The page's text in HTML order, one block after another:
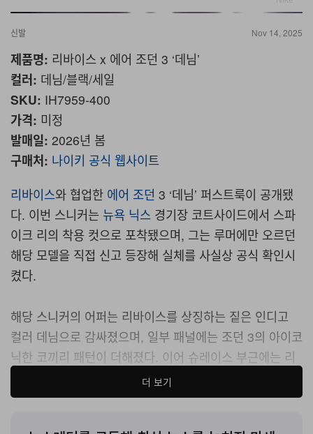
신발 Nov 14, 2025
제품명: 리바이스 x 에어 조던 3 ‘데님’
컬러: 데님/블랙/세일
SKU: IH7959-400
가격: 미정
발매일: 2026년 봄
구매처: 나이키 공식 웹사이트
리바이스와 협업한 에어 조던 3 ‘데님’ 퍼스트룩이 공개됐
다. 이번 스니커는 뉴욕 닉스 경기장 코트사이드에서 스파
이크 리의 착용 컷으로 포착됐으며, 그는 루머에만 오르던
해당 모델을 직접 신고 등장해 실체를 사실상 공식 확인시
켰다.
해당 스니커의 어퍼는 리바이스를 상징하는 짙은 인디고
컬러 데님으로 감싸졌으며, 일부 패널에는 조던 3의 아이코
닉한 코끼리 패턴이 더해졌다. 이어 슈레이스 부근에는 리
바이스 시그니처 레드 탭이 부착됐으며
컬러가 적용된 점프맨 로고가 새겨졌다.
더 보기